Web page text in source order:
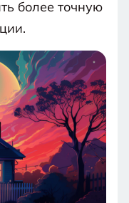
более точную